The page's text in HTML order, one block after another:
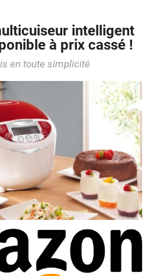
intelligent
à prix cassé !
en toute simplicité